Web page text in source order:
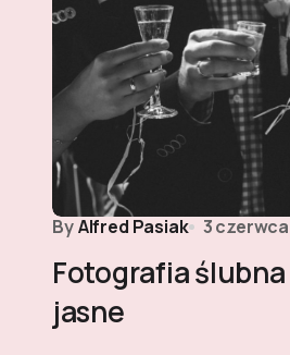
ByAlfred Pasiak 3
Fotografia
jasne